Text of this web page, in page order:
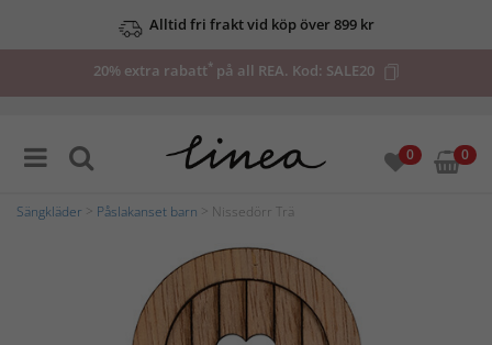
Alltid fri frakt vid köp över 899 kr
20% extra rabatt*på all REA. Kod: SALE20
0 0
Sängkläder Påslakanset barn > Nissedörr Trä